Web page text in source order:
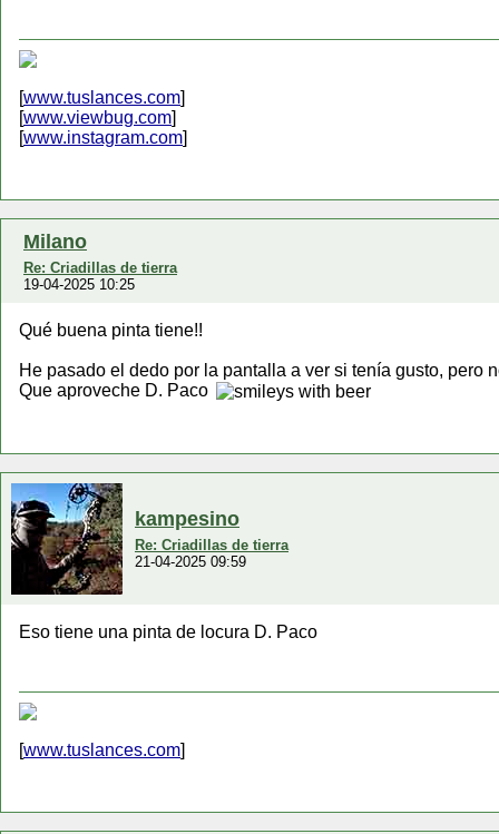
[www.tuslances.com]
[www.viewbug.com]
[www.instagram.com]
Milano
Re: Criadillas de tierra
19-04-2025 10:25
Qué buena pinta tiene!!
He pasado el dedo por la pantalla a ver si tenía gusto, pero
Que aproveche D. Paco
kampesino
Re: Criadillas de tierra
21-04-2025 09:59
Eso tiene una pinta de locura D. Paco
[www.tuslances.com]